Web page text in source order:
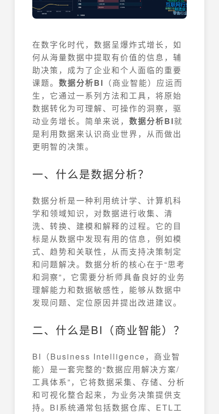
在数字化时代，数据呈爆炸式增长，如
何从海量数据中提取有价值的信息，辅
助决策，成为了企业和个人面临的重要
课题。 数据分析BI （商业智能）应运而
生，它通过一系列方法和工具，将原始
数据转化为可理解、可操作的洞察，驱
动业务增长。简单来说， 数据分析BI就
是利用数据来认识商业世界，从而做出
更明智的决策。
一、什么是数据分析？
数据分析是一种利用统计学、计算机科
学和领域知识，对数据进行收集、清
洗、转换、建模和解释的过程。它的目
标是从数据中发现有用的信息，例如模
式、趋势和关联性，从而支持决策制定
和问题解决。数据分析的核心在于“思考
和洞察”，它需要分析师具备良好的业务
理解能力和数据敏感性，能够从数据中
发现问题、定位原因并提出改进建议。
二、什么是BI（商业智能）？
BI（Business Intelligence，商业智
能）是一套完整的“数据应用解决方案/
工具体系”，它将数据采集、存储、分析
和可视化整合起来，为业务决策提供支
持。BI系统通常包括数据仓库、ETL工